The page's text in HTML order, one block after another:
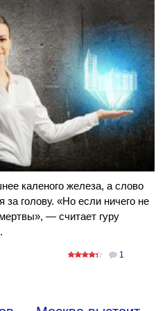
каленого железа, а слово
за голову. «Но если ничего не
— считает гуру
1